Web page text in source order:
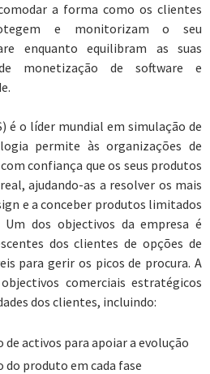
a forma como os clientes
e monitorizam o seu
enquanto equilibram as suas
monetização de software e
é o líder mundial em simulação de
permite às organizações de
confiança que os seus produtos
ajudando-as a resolver os mais
e a conceber produtos limitados
Um dos objectivos da empresa é
dos clientes de opções de
para gerir os picos de procura. A
comerciais estratégicos
dos clientes, incluindo:
activos para apoiar a evolução
do produto em cada fase